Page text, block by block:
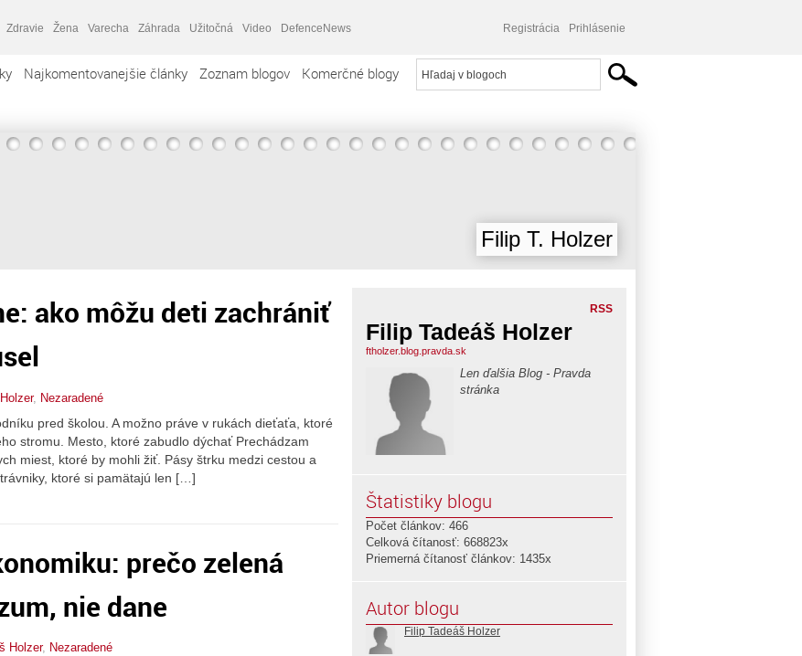
Zdravie Žena Varecha Záhrada Užitočná Video DefenceNews Registrácia Prihlásenie
Najkomentovanejšie články Zoznam blogov Komerčné blogy
Filip T. Holzer
ako môžu deti zachrániť
, Nezaradené
pred školou. A možno práve v rukách dieťaťa, ktoré
stromu. Mesto, ktoré zabudlo dýchať Prechádzam
miest, ktoré by mohli žiť. Pásy štrku medzi cestou a
ktoré si pamätajú len […]
prečo zelená
nie dane
Holzer, Nezaradené
RSS
Filip Tadeáš Holzer
ftholzer.blog.pravda.sk
Len ďalšia Blog - Pravda
stránka
Štatistiky blogu
Počet článkov: 466
Celková čítanosť: 668823x
Priemerná čítanosť článkov: 1435x
Autor blogu
Filip Tadeáš Holzer